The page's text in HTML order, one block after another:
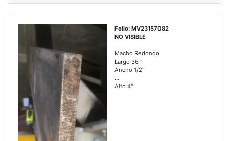
Folio: MV23157082
NO VISIBLE
Macho Redondo
Largo 36 "
Ancho 1/2"
...
Alto 4"